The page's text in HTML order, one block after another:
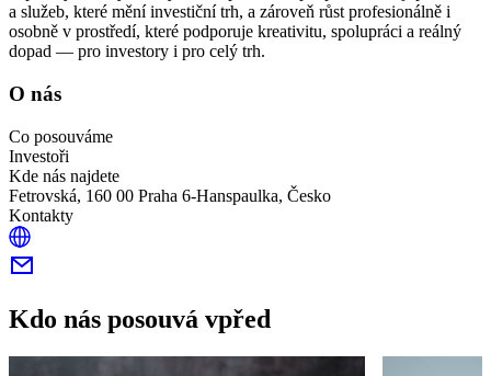
a služeb, které mění investiční trh, a zároveň růst profesionálně i
osobně v prostředí, které podporuje kreativitu, spolupráci a reálný
dopad — pro investory i pro celý trh.
O nás
Co posouváme
Investoři
Kde nás najdete
Fetrovská, 160 00 Praha 6-Hanspaulka, Česko
Kontakty
Kdo nás posouvá vpřed